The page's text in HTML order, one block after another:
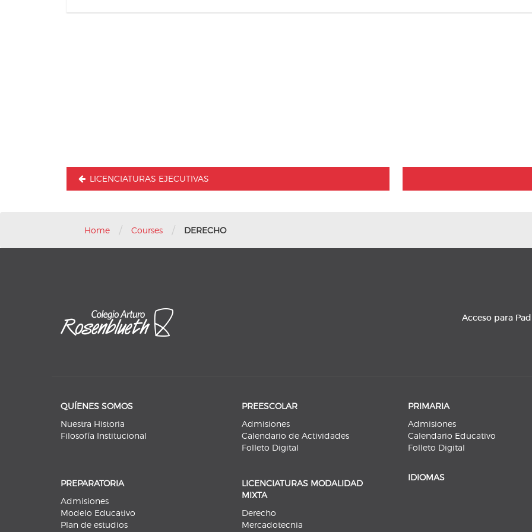
LICENCIATURAS EJECUTIVAS
Home / Courses / DERECHO
Acceso para
QUÍENES SOMOS
Nuestra Historia
Filosofía Institucional
PREESCOLAR
Admisiones
Calendario de Actividades
Folleto Digital
PREPARATORIA
Admisiones
Modelo Educativo
Plan de estudios
LICENCIATURAS MODALIDAD
MIXTA
Derecho
Mercadotecnia
PRIMARIA
Admisiones
Calendario Educativo
Folleto Digital
IDIOMAS